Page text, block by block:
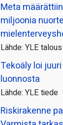
Meta
miljoonia
Lähde: YLE talous
Tekoäly loi
luonnosta
Lähde: YLE tiede
Riskirakenne